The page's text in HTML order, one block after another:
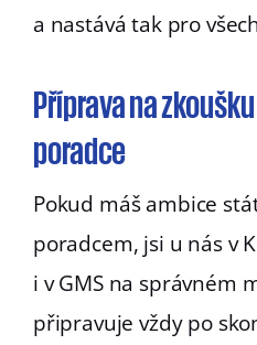
a nastává tak pro
Příprava na
poradce
Pokud máš ambice
poradcem, jsi u nás v
i v GMS na správném
připravuje vždy po